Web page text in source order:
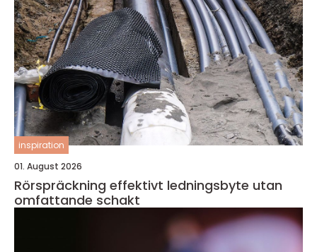
inspiration
01. August 2026
Rörspräckning effektivt ledningsbyte utan
omfattande schakt